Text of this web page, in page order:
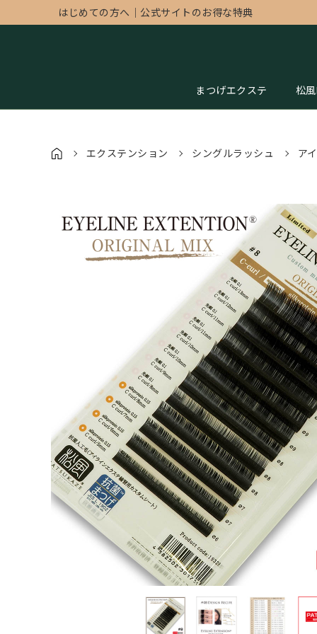
はじめての方へ 公式サイトのお得な特典
まつげエクステ 松
エクステンション シングルラッシュ ア